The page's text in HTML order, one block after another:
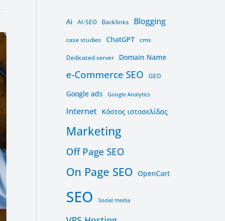
Ai AI-SEO Backlinks Blogging
case studies ChatGPT cms
Dedicated server Domain Name
e-Commerce SEO GEO
Google ads Google Analytics
Internet Kόστος ιστοσελίδας
Marketing
Off Page SEO
On Page SEO OpenCart
SEO Social media